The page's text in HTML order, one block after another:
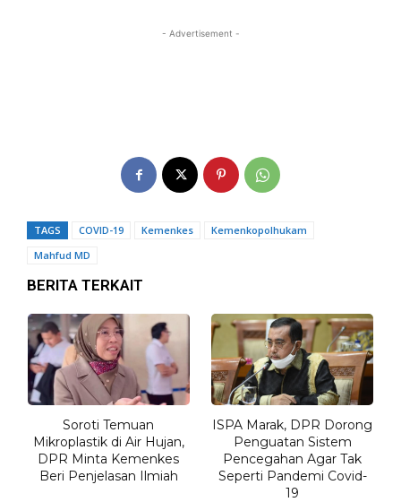
- Advertisement -
TAGS COVID-19 Kemenkes
Kemenkopolhukam
Mahfud MD
BERITA TERKAIT
Soroti Temuan
Mikroplastik di Air Hujan,
DPR Minta Kemenkes
Beri Penjelasan Ilmiah
ISPA Marak, DPR Dorong
Penguatan Sistem
Pencegahan Agar Tak
Seperti Pandemi Covid-
19